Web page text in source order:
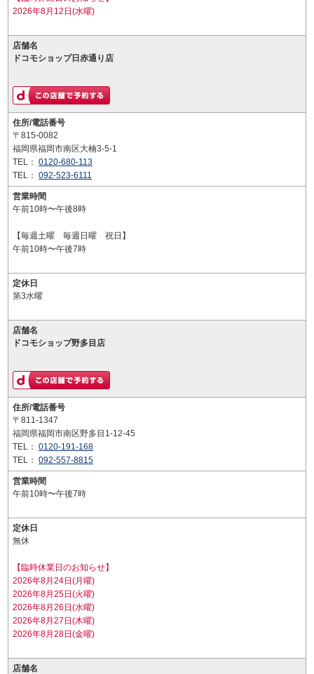
2026年8月12日(水曜)
店舗名
ドコモショップ日赤通り店
住所/電話番号
〒815-0082
福岡県福岡市南区大楠3-5-1
TEL： 0120-680-113
TEL： 092-523-6111
営業時間
午前10時〜午後8時
【毎週土曜 毎週日曜 祝日】
午前10時〜午後7時
定休日
第3水曜
店舗名
ドコモショップ野多目店
住所/電話番号
〒811-1347
福岡県福岡市南区野多目1-12-45
TEL： 0120-191-168
TEL： 092-557-8815
営業時間
午前10時〜午後7時
定休日
無休
【臨時休業日のお知らせ】
2026年8月24日(月曜)
2026年8月25日(火曜)
2026年8月26日(水曜)
2026年8月27日(木曜)
2026年8月28日(金曜)
店舗名